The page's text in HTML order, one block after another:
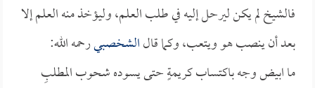
فالشيخ لم يكن ليرحل إليه في طلب العلم، وليؤخذ منه العلم إلا
بعد أن ينصب هو ويتعب، وكما قالالشخصبيرحمه الله:
ما ابيض وجه باكتساب كريمةٍ حتى يسوده شحوب المطلبِ